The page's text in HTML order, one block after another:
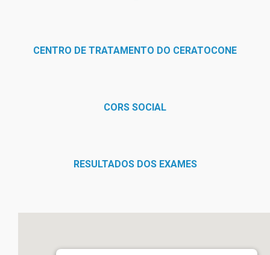
CENTRO DE TRATAMENTO DO CERATOCONE
CORS SOCIAL
RESULTADOS DOS EXAMES